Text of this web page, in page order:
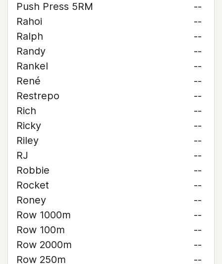
Push Press 5RM
--
Rahoi
--
Ralph
--
Randy
--
Rankel
--
René
--
Restrepo
--
Rich
--
Ricky
--
Riley
--
RJ
--
Robbie
--
Rocket
--
Roney
--
Row 1000m
--
Row 100m
--
Row 2000m
--
Row 250m
--